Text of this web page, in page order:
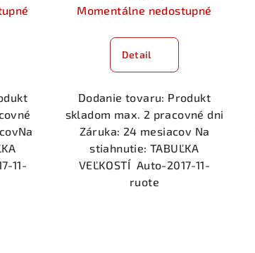
11-
Momentálne nedostupné
Detail
Dodanie tovaru: Produkt
skladom max. 2 pracovné dni
Záruka: 24 mesiacov Na
stiahnutie: TABUĽKA
VEĽKOSTÍ Auto-2017-11-
ruote